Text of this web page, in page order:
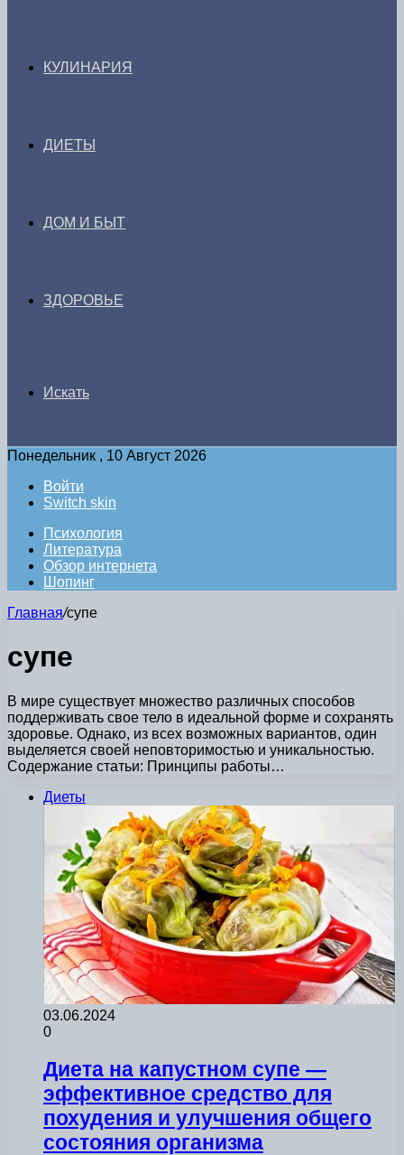
КУЛИНАРИЯ
ДИЕТЫ
ДОМ И БЫТ
ЗДОРОВЬЕ
Искать
Понедельник , 10 Август 2026
Войти
Switch skin
Психология
Литература
Обзор интернета
Шопинг
Главная/супе
супе
В мире существует множество различных способов
поддерживать свое тело в идеальной форме и сохранять
здоровье. Однако, из всех возможных вариантов, один
выделяется своей неповторимостью и уникальностью.
Содержание статьи: Принципы работы…
Диеты
03.06.2024
0
Диета на капустном супе —
эффективное средство для
похудения и улучшения общего
состояния организма